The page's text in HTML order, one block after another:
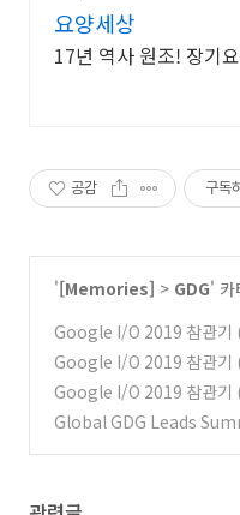
요양세상
17년 역사 원조! 장기
공감 구독
'[Memories] > GDG' 카
Google I/O 2019 참관기
Google I/O 2019 참관기
Google I/O 2019 참관기
Global GDG Leads